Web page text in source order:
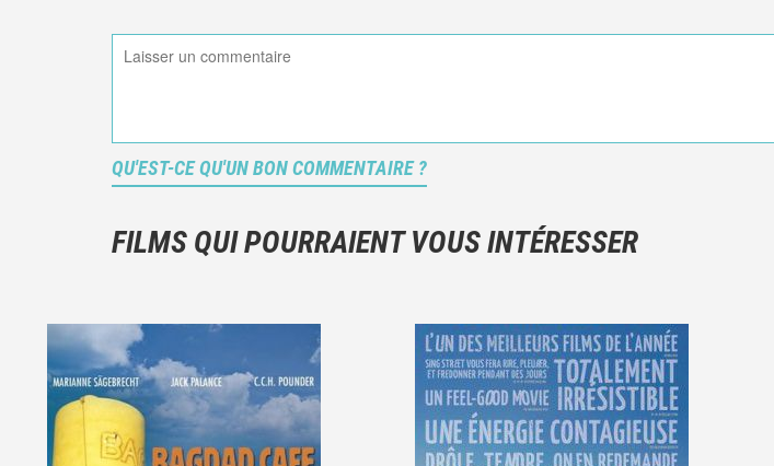
QU'EST-CE QU'UN BON COMMENTAIRE ?
N'hésitez pas à décrire clairement
Et, attention à ne pas dévoiler
FILMS QUI POURRAIENT VOUS INTÉRESSER